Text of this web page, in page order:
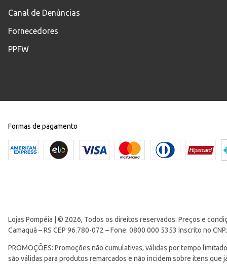
Canal de Denúncias
Fornecedores
PPFW
Formas de pagamento
Lojas Pompéia | © 2026, Todos os direitos reservados. Preços e
Camaquã – RS CEP 96.780-072 – Fone: 0800 000 5353 Inscrito no
PROMOÇÕES: Promoções não cumulativas, válidas por tempo
são válidas para produtos remarcados e não incidem sobre itens